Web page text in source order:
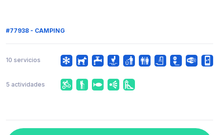
#77938 - CAMPING
10 servicios
5 actividades